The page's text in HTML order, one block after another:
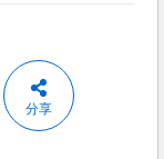
分享